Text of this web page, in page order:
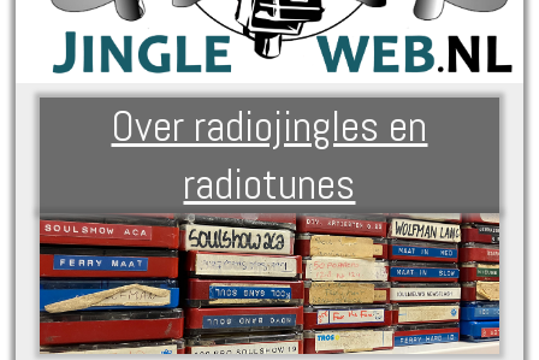
Over radiojingles en
radiotunes